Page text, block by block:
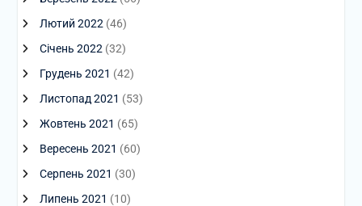
Лютий 2022 (46)
Січень 2022 (32)
Грудень 2021 (42)
Листопад 2021 (53)
Жовтень 2021 (65)
Вересень 2021 (60)
Серпень 2021 (30)
Липень 2021 (10)